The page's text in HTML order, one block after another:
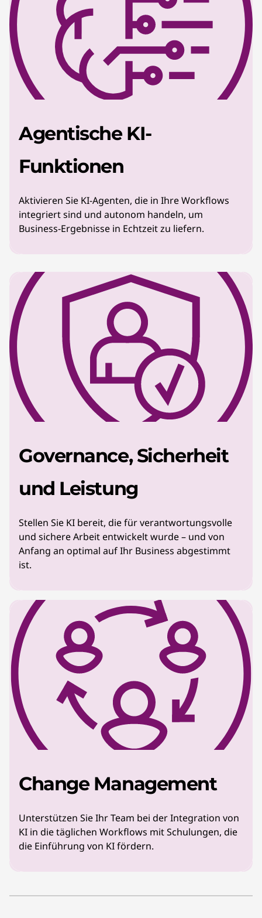
Agentische KI-
Funktionen
Aktivieren Sie KI-Agenten, die in Ihre Workflows
integriert sind und autonom handeln, um
Business-Ergebnisse in Echtzeit zu liefern.
Governance, Sicherheit
und Leistung
Stellen Sie KI bereit, die für verantwortungsvolle
und sichere Arbeit entwickelt wurde – und von
Anfang an optimal auf Ihr Business abgestimmt
ist.
Change Management
Unterstützen Sie Ihr Team bei der Integration von
KI in die täglichen Workflows mit Schulungen, die
die Einführung von KI fördern.